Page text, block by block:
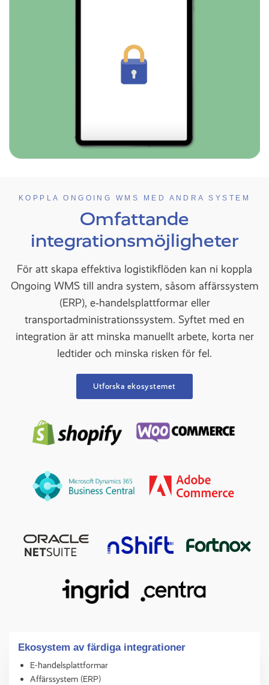
KOPPLA ONGOING WMS MED ANDRA SYSTEM
Omfattande
integrationsmöjligheter
För att skapa effektiva logistikflöden kan ni koppla
Ongoing WMS till andra system, såsom affärssystem
(ERP), e‑handelsplattformar eller
transportadministrationssystem. Syftet med en
integration är att minska manuellt arbete, korta ner
ledtider och minska risken för fel.
Utforska ekosystemet
Ekosystem av färdiga integrationer
E-handelsplattformar
Affärssystem (ERP)